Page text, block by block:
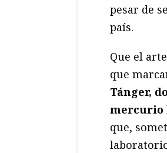
pesar de
país.
Que el
que
Tánger,
mercurio
que,